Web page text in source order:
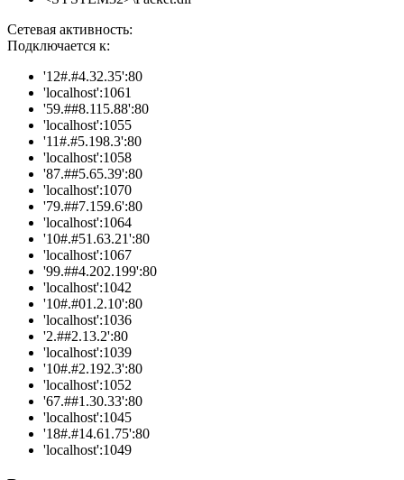
Сетевая активность:
Подключается к:
'12#.#4.32.35':80
'localhost':1061
'59.##8.115.88':80
'localhost':1055
'11#.#5.198.3':80
'localhost':1058
'87.##5.65.39':80
'localhost':1070
'79.##7.159.6':80
'localhost':1064
'10#.#51.63.21':80
'localhost':1067
'99.##4.202.199':80
'localhost':1042
'10#.#01.2.10':80
'localhost':1036
'2.##2.13.2':80
'localhost':1039
'10#.#2.192.3':80
'localhost':1052
'67.##1.30.33':80
'localhost':1045
'18#.#14.61.75':80
'localhost':1049